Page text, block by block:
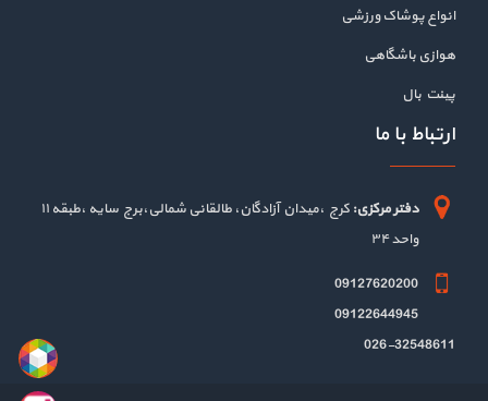
انواع پوشاک ورزشی
هوازی باشگاهی
پینت بال
ارتباط با ما
دفتر مرکزی:
کرج ،میدان آزادگان، طالقانی شمالی،برج سایه ،طبقه ۱۱
واحد ۳۴
09127620200
09122644945
026-32548611